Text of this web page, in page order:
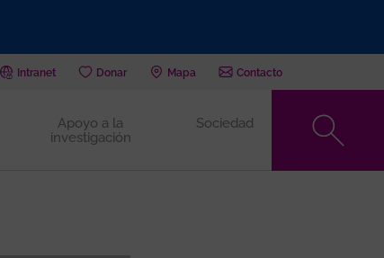
Intranet Donar Mapa Contacto
Apoyo a la
investigación
Sociedad